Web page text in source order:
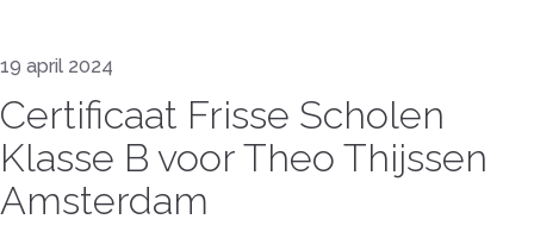
19 april 2024
Certificaat Frisse Scholen
Klasse B voor Theo Thijssen
Amsterdam